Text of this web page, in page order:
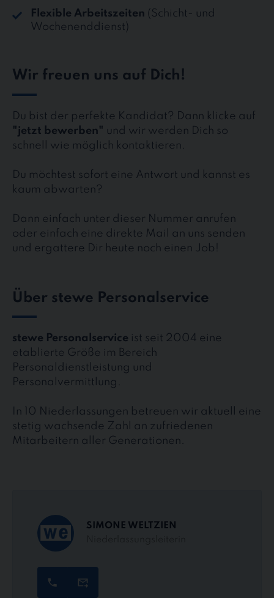
Flexible Arbeitszeiten (Schicht- und
Wochenenddienst)
Wir freuen uns auf Dich!
Du bist der perfekte Kandidat? Dann klicke auf
"jetzt bewerben" und wir werden Dich so
schnell wie möglich kontaktieren.
Du möchtest sofort eine Antwort und kannst es
kaum abwarten?
Dann einfach unter dieser Nummer anrufen
oder einfach eine direkte Mail an uns senden
und ergattere Dir heute noch einen Job!
Über stewe Personalservice
stewe Personalservice ist seit 2004 eine
etablierte Größe im Bereich
Personaldienstleistung und
Personalvermittlung.
In 10 Niederlassungen betreuen wir aktuell eine
stetig wachsende Zahl an zufriedenen
Mitarbeitern aller Generationen.
SIMONE WELTZIEN